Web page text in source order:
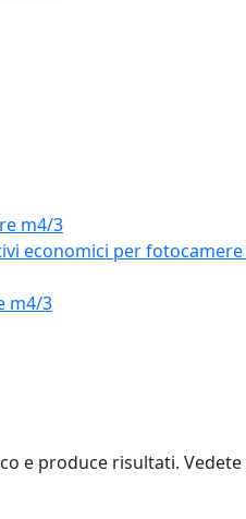
m4/3
economici per
m4/3
e produce risultati. Vedete